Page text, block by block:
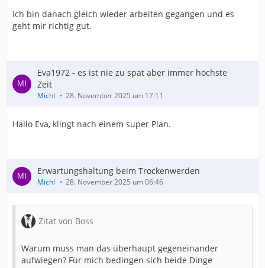
Ich bin danach gleich wieder arbeiten gegangen und es
geht mir richtig gut.
Eva1972 - es ist nie zu spät aber immer höchste
Zeit
Michl 28. November 2025 um 17:11
Hallo Eva, klingt nach einem super Plan.
Erwartungshaltung beim Trockenwerden
Michl 28. November 2025 um 06:46
Zitat von Boss
Warum muss man das überhaupt gegeneinander
aufwiegen? Für mich bedingen sich beide Dinge